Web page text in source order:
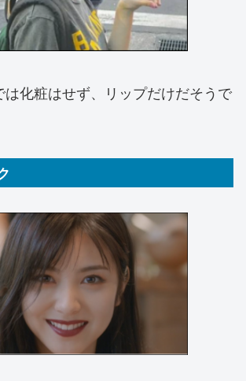
は化粧はせず、リップだけだそうで